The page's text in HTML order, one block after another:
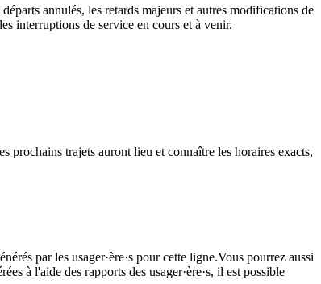
annulés, les retards majeurs et autres modifications de
interruptions de service en cours et à venir.
trajets auront lieu et connaître les horaires exacts,
par les usager·ère·s pour cette ligne.Vous pourrez aussi
à l'aide des rapports des usager·ère·s, il est possible